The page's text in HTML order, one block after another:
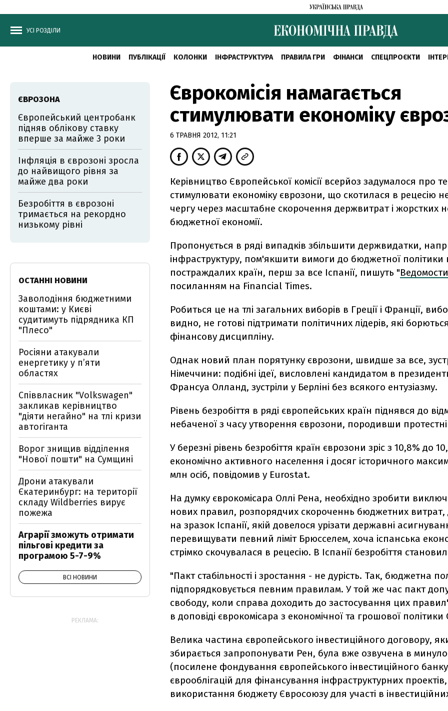
УСІ РОЗДІЛИ
НОВИНИ ПУБЛІКАЦІЇ КОЛОНКИ ІНФРАСТРУКТУРА ПРАВИЛА ГРИ ФІНАНСИ СПЕЦПРОЄКТИ
Єврокомісія намагається
стимулювати економіку
6 ТРАВНЯ 2012, 11:21
Керівництво Європейської комісії всерйоз задумалося про
стимулювати економіку єврозони, що скотилася в рецесію
чергу через масштабне скорочення держвитрат і жорстких
бюджетної економії.
Пропонується в ряді випадків збільшити держвидатки,
інфраструктуру, пом'якшити вимоги до бюджетної політики
постраждалих країн, перш за все Іспанії, пишуть "Ведомости
посиланням на Financial Times.
Робиться це на тлі загальних виборів в Греції і Франції,
видно, не готові підтримати політичних лідерів, які
фінансову дисципліну.
Однак новий план порятунку єврозони, швидше за все,
Німеччини: подібні ідеї, висловлені кандидатом в
Франсуа Олланд, зустріли у Берліні без всякого ентузіазму.
Рівень безробіття в ряді європейських країн піднявся до
небаченої з часу утворення єврозони, породивши протестні
У березні рівень безробіття країн єврозони зріс з 10,8% до
економічно активного населення і досяг історичного
млн осіб, повідомив у Eurostat.
На думку єврокомісара Оллі Рена, необхідно зробити
нових правил, розпорядчих скороченнь бюджетних витрат,
на зразок Іспанії, якій довелося урізати державні
перевищувати певний ліміт Брюсселем, хоча іспанська
стрімко скочувалася в рецесію. В Іспанії безробіття
"Пакт стабільності і зростання - не дурість. Так, бюджетна
підпорядковується певним правилам. У той же час пакт
свободу, коли справа доходить до застосування цих
в доповіді єврокомісара з економічної та грошової політики
Велика частина європейського інвестиційного договору,
збирається запропонувати Рен, була вже озвучена в
(посилене фондування європейського інвестиційного
єврооблігацій для фінансування інфраструктурних проектів,
використання бюджету Євросоюзу для участі в
ЄВРОЗОНА
Європейський центробанк
підняв облікову ставку
вперше за майже 3 роки
Інфляція в єврозоні зросла
до найвищого рівня за
майже два роки
Безробіття в єврозоні
тримається на рекордно
низькому рівні
ОСТАННІ НОВИНИ
Заволодіння бюджетними
коштами: у Києві
судитимуть підрядника КП
"Плесо"
Росіяни атакували
енергетику у пʼяти
областях
Співвласник "Volkswagen"
закликав керівництво
"діяти негайно" на тлі кризи
автогіганта
Ворог знищив відділення
"Нової пошти" на Сумщині
Дрони атакували
Єкатеринбург: на території
складу Wildberries вирує
пожежа
Аграрії зможуть отримати
пільгові кредити за
програмою 5-7-9%
ВСІ НОВИНИ
РЕКЛАМА: